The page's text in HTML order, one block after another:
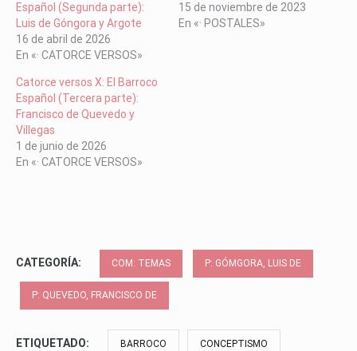
Español (Segunda parte):
Luis de Góngora y Argote
16 de abril de 2026
En «· CATORCE VERSOS»
15 de noviembre de 2023
En «· POSTALES»
Catorce versos X: El Barroco
Español (Tercera parte):
Francisco de Quevedo y
Villegas
1 de junio de 2026
En «· CATORCE VERSOS»
CATEGORÍA: COM: TEMAS P: GÓMGORA, LUIS DE
P: QUEVEDO, FRANCISCO DE
ETIQUETADO: BARROCO CONCEPTISMO